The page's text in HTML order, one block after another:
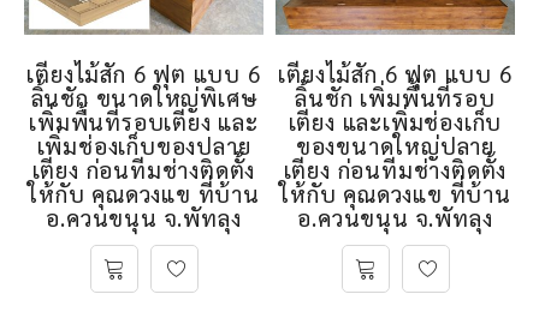
เตียงไม้สัก 6 ฟุต แบบ 6
ลิ้นชัก ขนาดใหญ่พิเศษ
เพิ่มพื้นที่รอบเตียง และ
เพิ่มช่องเก็บของปลาย
เตียง ก่อนทีมช่างติดตั้ง
ให้กับ คุณดวงแข ที่บ้าน
อ.ควนขนุน จ.พัทลุง
เตียงไม้สัก 6 ฟุต แบบ 6
ลิ้นชัก เพิ่มพื้นที่รอบ
เตียง และเพิ่มช่องเก็บ
ของขนาดใหญ่ปลาย
เตียง ก่อนทีมช่างติดตั้ง
ให้กับ คุณดวงแข ที่บ้าน
อ.ควนขนุน จ.พัทลุง